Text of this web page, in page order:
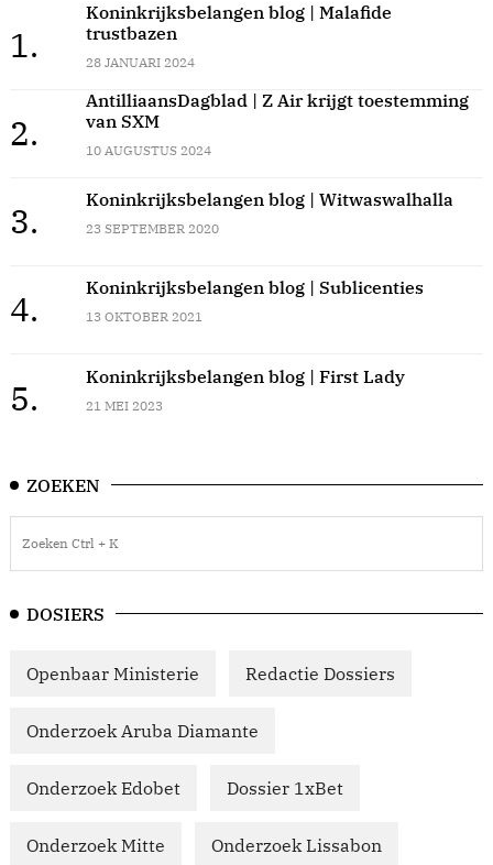
1.
Koninkrijksbelangen blog | Malafide
trustbazen
28 JANUARI 2024
2.
AntilliaansDagblad | Z Air krijgt toestemming
van SXM
10 AUGUSTUS 2024
3.
Koninkrijksbelangen blog | Witwaswalhalla
23 SEPTEMBER 2020
4.
Koninkrijksbelangen blog | Sublicenties
13 OKTOBER 2021
5.
Koninkrijksbelangen blog | First Lady
21 MEI 2023
ZOEKEN
DOSIERS
Openbaar Ministerie Redactie Dossiers
Onderzoek Aruba Diamante
Onderzoek Edobet Dossier 1xBet
Onderzoek Mitte Onderzoek Lissabon